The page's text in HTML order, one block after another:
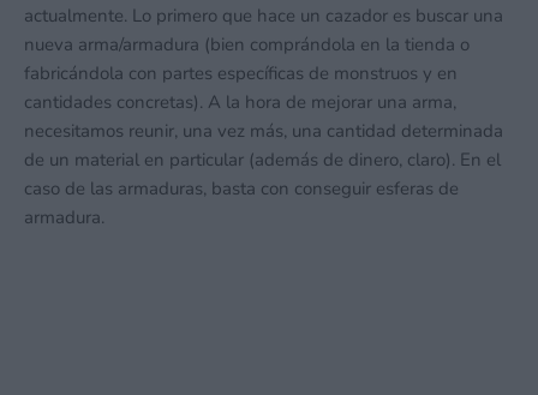
actualmente. Lo primero que hace un cazador es buscar una
nueva arma/armadura (bien comprándola en la tienda o
fabricándola con partes específicas de monstruos y en
cantidades concretas). A la hora de mejorar una arma,
necesitamos reunir, una vez más, una cantidad determinada
de un material en particular (además de dinero, claro). En el
caso de las armaduras, basta con conseguir esferas de
armadura.